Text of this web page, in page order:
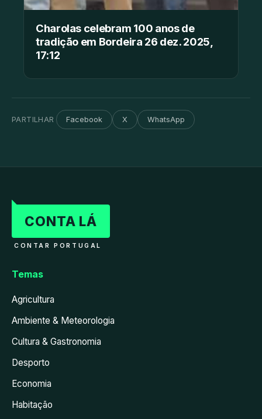
Charolas celebram 100 anos de
tradição em Bordeira 26 dez. 2025,
17:12
PARTILHAR Facebook X WhatsApp
CONTA LÁ
CONTAR PORTUGAL
Temas
Agricultura
Ambiente & Meteorologia
Cultura & Gastronomia
Desporto
Economia
Habitação